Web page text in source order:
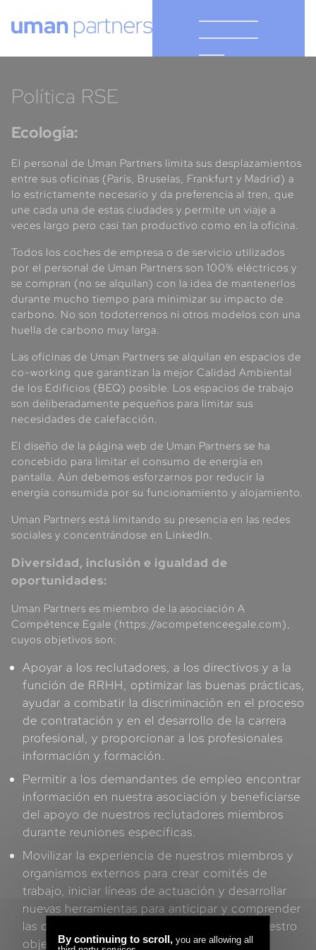
Política RSE
Ecología:
El personal de Uman Partners limita sus desplazamientos
entre sus oficinas (París, Bruselas, Frankfurt y Madrid) a
lo estrictamente necesario y da preferencia al tren, que
une cada una de estas ciudades y permite un viaje a
veces largo pero casi tan productivo como en la oficina.
Todos los coches de empresa o de servicio utilizados
por el personal de Uman Partners son 100% eléctricos y
se compran (no se alquilan) con la idea de mantenerlos
durante mucho tiempo para minimizar su impacto de
carbono. No son todoterrenos ni otros modelos con una
huella de carbono muy larga.
Las oficinas de Uman Partners se alquilan en espacios de
co-working que garantizan la mejor Calidad Ambiental
de los Edificios (BEQ) posible. Los espacios de trabajo
son deliberadamente pequeños para limitar sus
necesidades de calefacción.
El diseño de la página web de Uman Partners se ha
concebido para limitar el consumo de energía en
pantalla. Aún debemos esforzarnos por reducir la
energía consumida por su funcionamiento y alojamiento.
Uman Partners está limitando su presencia en las redes
sociales y concentrándose en LinkedIn.
Diversidad, inclusión e igualdad de
oportunidades:
Uman Partners es miembro de la asociación A
Compétence Egale (https://acompetenceegale.com),
cuyos objetivos son:
Apoyar a los reclutadores, a los directivos y a la
función de RRHH, optimizar las buenas prácticas,
ayudar a combatir la discriminación en el proceso
de contratación y en el desarrollo de la carrera
profesional, y proporcionar a los profesionales
información y formación.
Permitir a los demandantes de empleo encontrar
información en nuestra asociación y beneficiarse
del apoyo de nuestros reclutadores miembros
durante reuniones específicas.
Movilizar la experiencia de nuestros miembros y
organismos externos para crear comités de
trabajo, iniciar líneas de actuación y desarrollar
nuevas herramientas para anticipar y comprender
las cuestiones sociales relacionadas con nuestro
objeto social.
By continuing to scroll, you are allowing all